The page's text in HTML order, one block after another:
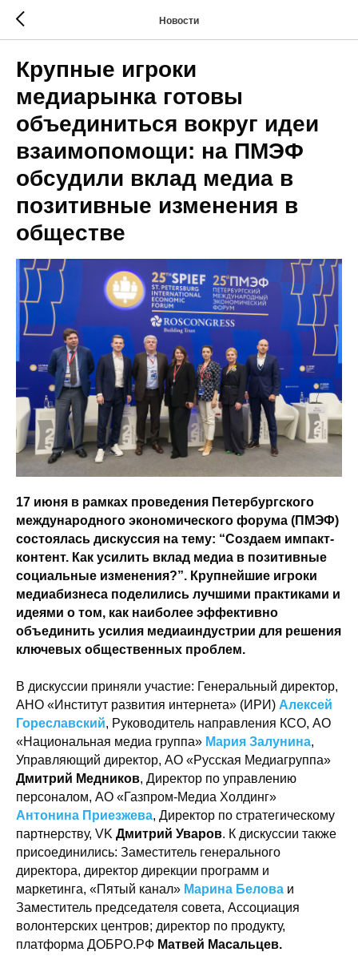
Новости
Крупные игроки
медиарынка готовы
объединиться вокруг идеи
взаимопомощи: на ПМЭФ
обсудили вклад медиа в
позитивные изменения в
обществе
17 июня в рамках проведения Петербургского
международного экономического форума (ПМЭФ)
состоялась дискуссия на тему: “Создаем импакт-
контент. Как усилить вклад медиа в позитивные
социальные изменения?”. Крупнейшие игроки
медиабизнеса поделились лучшими практиками и
идеями о том, как наиболее эффективно
объединить усилия медиаиндустрии для решения
ключевых общественных проблем.
В дискуссии приняли участие: Генеральный директор,
АНО «Институт развития интернета» (ИРИ) Алексей
Гореславский, Руководитель направления КСО, АО
«Национальная медиа группа» Мария Залунина,
Управляющий директор, АО «Русская Медиагруппа»
Дмитрий Медников, Директор по управлению
персоналом, АО «Газпром-Медиа Холдинг»
Антонина Приезжева, Директор по стратегическому
партнерству, VK Дмитрий Уваров. К дискуссии также
присоединились: Заместитель генерального
директора, директор дирекции программ и
маркетинга, «Пятый канал» Марина Белова и
Заместитель председателя совета, Ассоциация
волонтерских центров; директор по продукту,
платформа ДОБРО.РФ Матвей Масальцев.